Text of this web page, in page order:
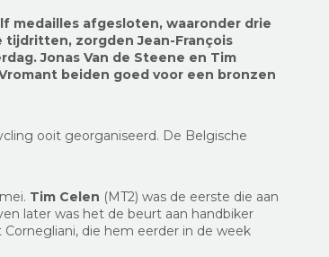
medailles afgesloten, waaronder drie
tijdritten, zorgden Jean-François
Jonas Van de Steene en Tim
beiden goed voor een bronzen
ooit georganiseerd. De Belgische
Tim Celen (MT2) was de eerste die aan
later was het de beurt aan handbiker
Cornegliani, die hem eerder in de week